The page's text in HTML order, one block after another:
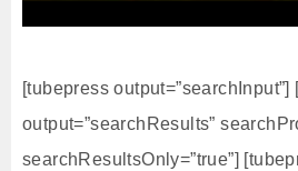
[tubepress output=”searchInput”]
output=”searchResults”
searchResultsOnly=”true”]